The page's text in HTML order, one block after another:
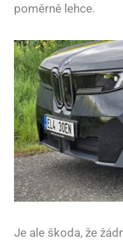
poměrně lehce.
Je ale škoda, že